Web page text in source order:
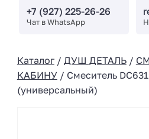
+7 (927) 225-26-26
Чат в WhatsApp
Каталог/ ДУШ ДЕТАЛЬ/
КАБИНУ / Смеситель
(универсальный)